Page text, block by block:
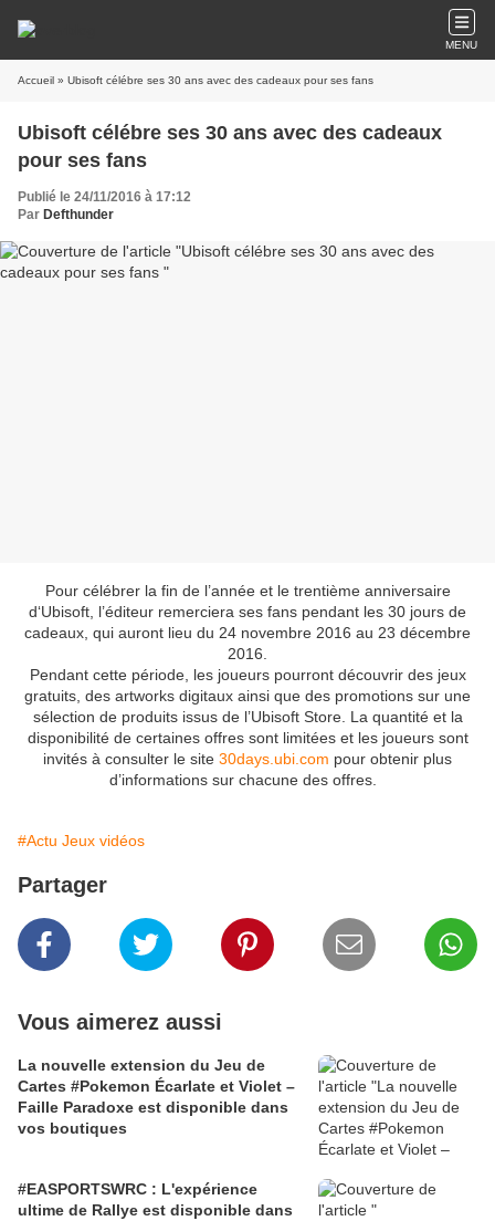
MENU
Accueil » Ubisoft célébre ses 30 ans avec des cadeaux pour ses fans
Ubisoft célébre ses 30 ans avec des cadeaux
pour ses fans
Publié le 24/11/2016 à 17:12
Par Defthunder
Pour célébrer la fin de l’année et le trentième anniversaire
d‘Ubisoft, l’éditeur remerciera ses fans pendant les 30 jours de
cadeaux, qui auront lieu du 24 novembre 2016 au 23 décembre
2016.
Pendant cette période, les joueurs pourront découvrir des jeux
gratuits, des artworks digitaux ainsi que des promotions sur une
sélection de produits issus de l’Ubisoft Store. La quantité et la
disponibilité de certaines offres sont limitées et les joueurs sont
invités à consulter le site 30days.ubi.com pour obtenir plus
d’informations sur chacune des offres.
#Actu Jeux vidéos
Partager
Vous aimerez aussi
La nouvelle extension du Jeu de
Cartes #Pokemon Écarlate et Violet –
Faille Paradoxe est disponible dans
vos boutiques
#EASPORTSWRC : L'expérience
ultime de Rallye est disponible dans